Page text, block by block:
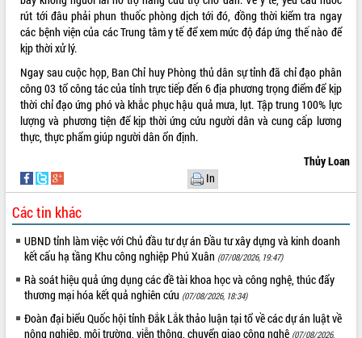
rút tới đâu phải phun thuốc phòng dịch tới đó, đồng thời kiểm tra ngay
các bệnh viện của các Trung tâm y tế để xem mức độ đáp ứng thế nào để
kịp thời xử lý.
Ngay sau cuộc họp, Ban Chỉ huy Phòng thủ dân sự tỉnh đã chỉ đạo phân
công 03 tổ công tác của tỉnh trực tiếp đến 6 địa phương trọng điểm để kịp
thời chỉ đạo ứng phó và khắc phục hậu quả mưa, lụt. Tập trung 100% lực
lượng và phương tiện để kịp thời ứng cứu người dân và cung cấp lương
thực, thực phẩm giúp người dân ổn định.
Thủy Loan
In
Các tin khác
UBND tỉnh làm việc với Chủ đầu tư dự án Đầu tư xây dựng và kinh doanh
kết cấu hạ tầng Khu công nghiệp Phú Xuân (07/08/2026, 19:47)
Rà soát hiệu quả ứng dụng các đề tài khoa học và công nghệ, thúc đẩy
thương mại hóa kết quả nghiên cứu (07/08/2026, 18:34)
Đoàn đại biểu Quốc hội tỉnh Đắk Lắk thảo luận tại tổ về các dự án luật về
nông nghiệp, môi trường, viễn thông, chuyển giao công nghệ (07/08/2026,